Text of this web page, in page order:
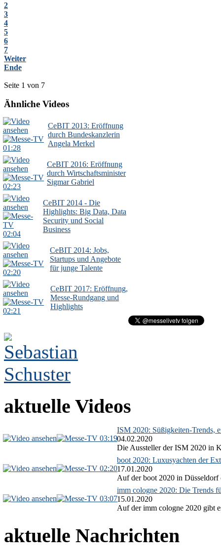
2
3
4
5
6
7
Weiter
Ende
Seite 1 von 7
Ähnliche Videos
01:28
CeBIT 2013: Eröffnung
durch Bundeskanzlerin
Angela Merkel
02:23
CeBIT 2016: Eröffnung
durch Wirtschaftsminister
Sigmar Gabriel
02:04
CeBIT 2014 - Die
Highlights: Big Data, Data
Security und Social
Business
02:20
CeBIT 2014: Jobs,
Startups und Angebote
für junge Talente
02:21
CeBIT 2017: Eröffnung,
Messe-Rundgang und
Highlights
aktuelle Videos
03:19
ISM 2020: Süßigkeiten-Trends,
04.02.2020
Die Aussteller der ISM 2020 in
02:20
boot 2020: Luxusyachten der
17.01.2020
Auf der boot 2020 in Düsseldorf
03:07
imm cologne 2020: Die Trends
15.01.2020
Auf der imm cologne 2020 gibt
aktuelle Nachrichten